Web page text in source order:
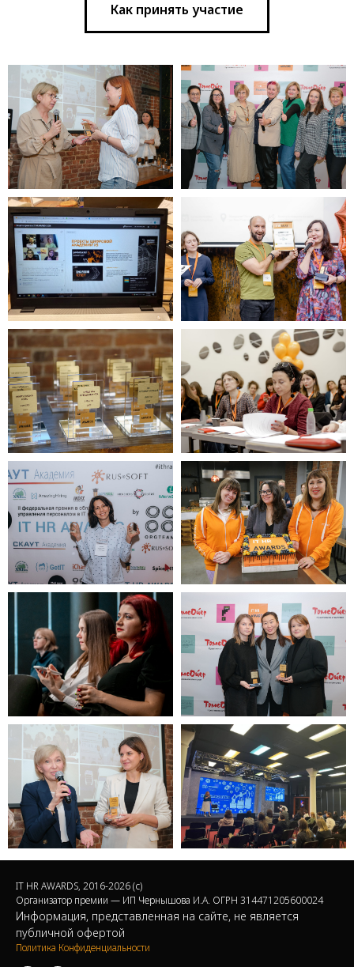
Как принять участие
IT HR AWARDS, 2016-2026 (c)
Организатор премии — ИП Чернышова И.А. ОГРН 314471205600024
Информация, представленная на сайте, не является
публичной офертой
Политика Конфиденциальности